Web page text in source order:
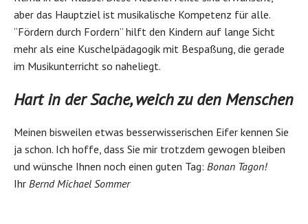
aber das Hauptziel ist musikalische Kompetenz für alle.
“Fördern durch Fordern” hilft den Kindern auf lange Sicht
mehr als eine Kuschelpädagogik mit Bespaßung, die gerade
im Musikunterricht so naheliegt.
Hart in der Sache, weich zu den Menschen
Meinen bisweilen etwas besserwisserischen Eifer kennen Sie
ja schon. Ich hoffe, dass Sie mir trotzdem gewogen bleiben
und wünsche Ihnen noch einen guten Tag: Bonan Tagon!
Ihr Bernd Michael Sommer